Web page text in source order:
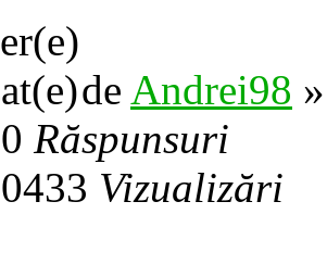
de Andrei98
Răspunsuri
Vizualizări